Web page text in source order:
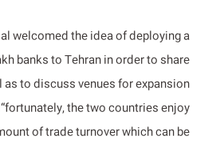
welcomed the idea of deploying a
banks to Tehran in order to share
as to discuss venues for expansion
the two countries enjoy
of trade turnover which can be